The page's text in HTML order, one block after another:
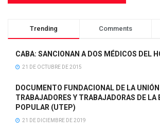
Trending Comments
CABA: SANCIONAN A DOS MÉDICOS DEL
21 DE OCTUBRE DE 2015
DOCUMENTO FUNDACIONAL DE LA
TRABAJADORES Y TRABAJADORAS DE LA
POPULAR (UTEP)
21 DE DICIEMBRE DE 2019